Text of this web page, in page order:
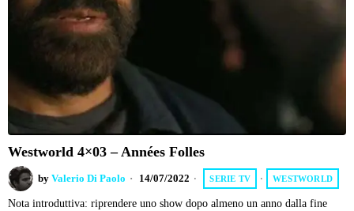
Westworld 4×03 – Années Folles
by Valerio Di Paolo 14/07/2022 SERIE TV · WESTWORLD
Nota introduttiva: riprendere uno show dopo almeno un anno dalla fine